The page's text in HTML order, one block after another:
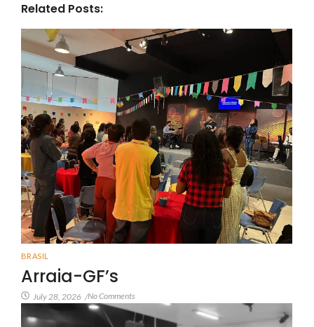
Related Posts:
BRASIL
Arraia-GF’s
July 28, 2026 /No Comments